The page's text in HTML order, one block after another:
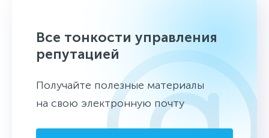
Все тонкости управления
репутацией
Получайте полезные материалы
на свою электронную почту